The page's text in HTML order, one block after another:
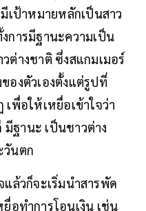
เป้าหมายหลักเป็นสาว
การมีฐานะความเป็น
ต่างชาติ ซึ่งสแกมเมอร์
องตัวเองตั้งแต่รูปที่
พื่อให้เหยื่อเข้าใจว่า
ฐานะ เป็นชาวต่าง
วันตก
ล้วก็จะเริ่มนำสารพัด
อทำการโอนเงิน เช่น